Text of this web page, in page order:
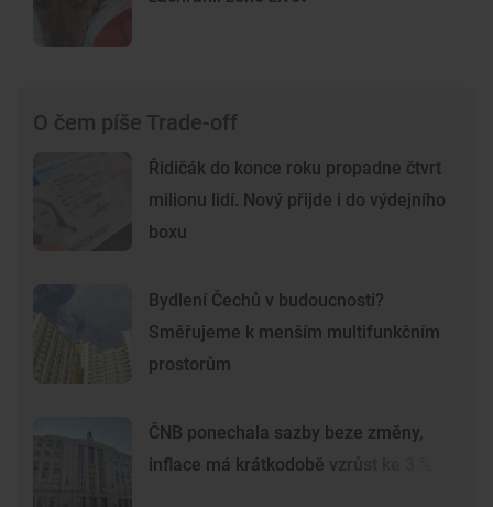
O čem píše Trade-off
Řidičák do konce roku propadne čtvrt
milionu lidí. Nový přijde i do výdejního
boxu
Bydlení Čechů v budoucnosti?
Směřujeme k menším multifunkčním
prostorům
ČNB ponechala sazby beze změny,
inflace má krátkodobě vzrůst ke 3 %